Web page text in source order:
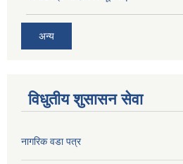
अन्य
विधुतीय शुसासन सेवा
नागरिक वडा पत्र